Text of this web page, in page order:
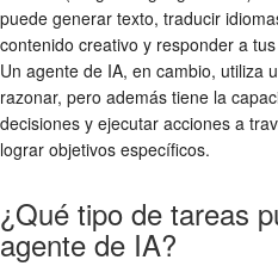
puede generar texto, traducir
contenido creativo y responder a
Un agente de IA, en cambio, utiliza
razonar, pero además tiene la
decisiones y ejecutar acciones a
lograr objetivos específicos.
¿Qué tipo de tareas
agente de IA?